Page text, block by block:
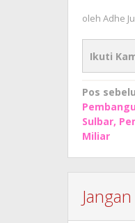
oleh Adhe
Ikuti
pos
Pos
Sulbar,
Miliar